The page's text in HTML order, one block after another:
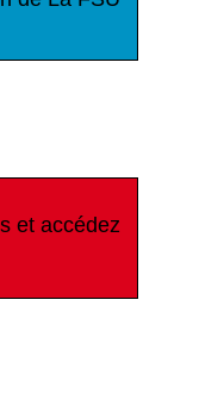
et accédez